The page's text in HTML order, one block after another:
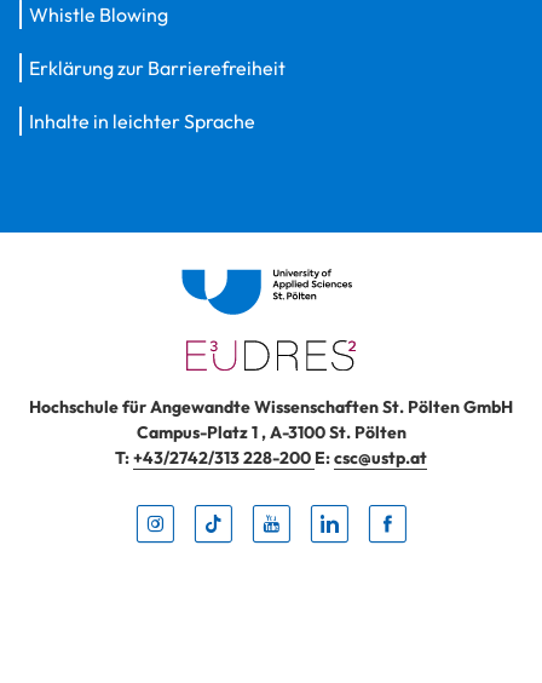
Whistle Blowing
Erklärung zur Barrierefreiheit
Inhalte in leichter Sprache
Hochschule für Angewandte Wissenschaften St. Pölten GmbH
Campus-Platz 1,A-3100St. Pölten
T:+43/2742/313 228-200 E:csc@ustp.at